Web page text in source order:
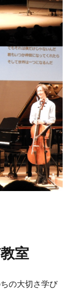
室
の大切さ学び